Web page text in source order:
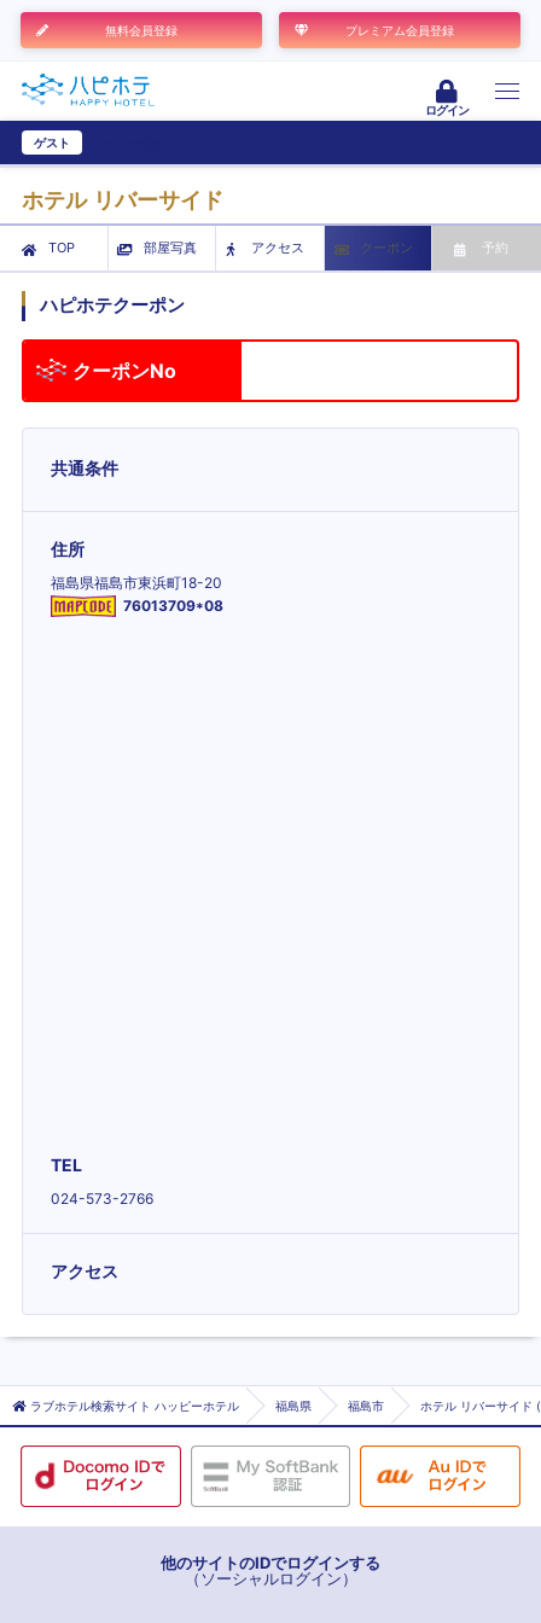
無料会員登録 プレミアム会員登録
ログイン
ゲスト
ホテル リバーサイド
TOP 部屋写真 アクセス クーポン 予約
ハピホテクーポン
クーポンNo
共通条件
住所
福島県福島市東浜町18-20
76013709*08
TEL
024-573-2766
アクセス
ラブホテル検索サイト ハッピーホテル 福島県 福島市 ホテル リバーサイド
他のサイトのIDでログインする
（ソーシャルログイン）